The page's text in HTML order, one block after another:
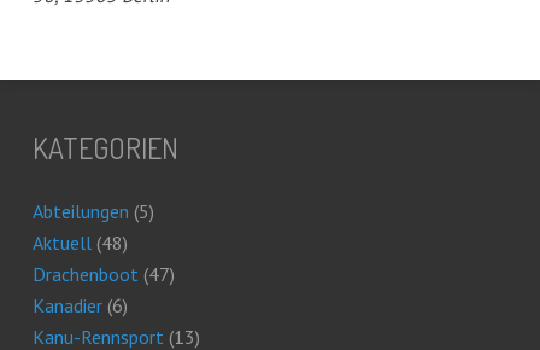
KATEGORIEN
Abteilungen (5)
Aktuell(48)
Drachenboot(47)
Kanadier(6)
Kanu-Rennsport(13)